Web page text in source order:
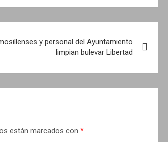
y personal del Ayuntamiento
limpian bulevar Libertad
están marcados con *